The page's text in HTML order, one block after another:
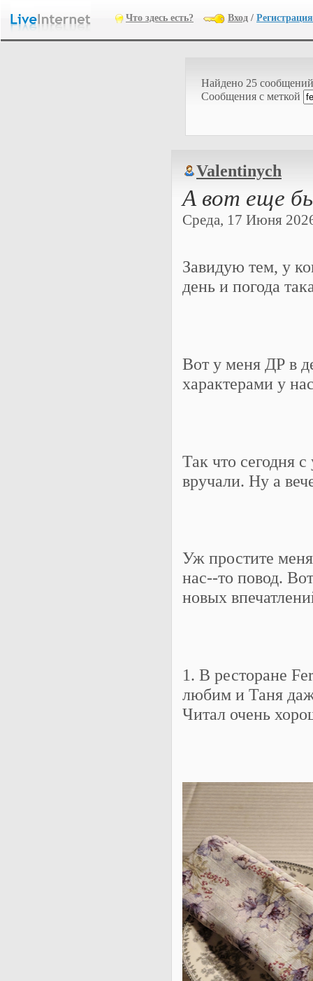
Что здесь есть? Вход / Регистрация
Найдено 25 сообщений
Cообщения с меткой
Valentinych
А вот еще
Среда, 17 Июня
Завидую тем, у
день и погода
Вот у меня ДР в
характерами у
Так что сегодня
вручали. Ну а
Уж простите
нас--то повод.
новых
1. В ресторане
любим и Таня
Читал очень